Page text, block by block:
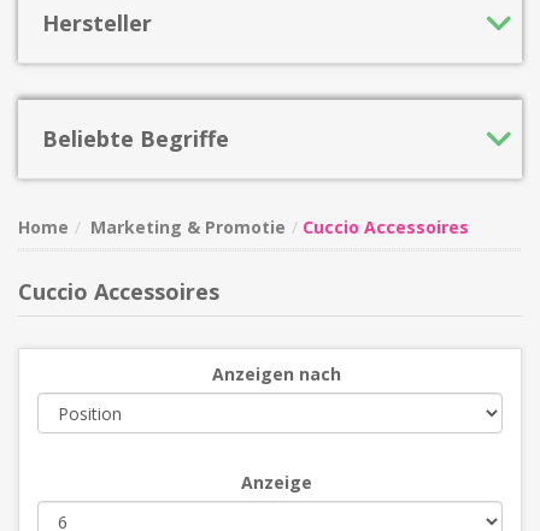
Hersteller
Beliebte Begriffe
Home Marketing & Promotie Cuccio Accessoires
Cuccio Accessoires
Anzeigen nach
Anzeige